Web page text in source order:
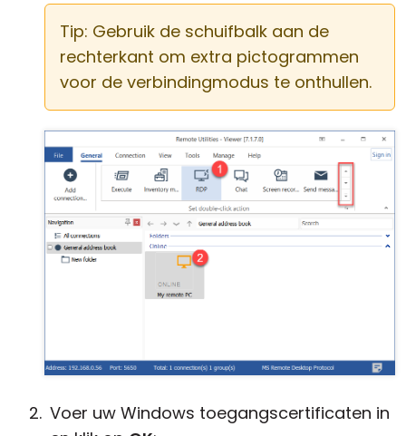
Tip: Gebruik de schuifbalk aan de
rechterkant om extra pictogrammen
voor de verbindingmodus te onthullen.
Voer uw Windows toegangscertificaten in